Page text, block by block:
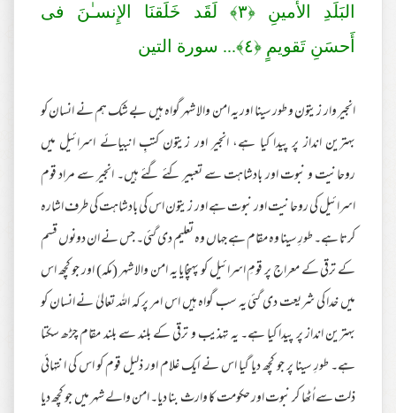
البَلَدِ الأَمينِ ﴿٣﴾ لَقَد خَلَقنَا الإِنسـٰنَ فى
أَحسَنِ تَقويمٍ ﴿٤﴾... سورة التين
انجیر وار زیتون و طور سینا اور یہ امن والا شہر گواہ ہیں بے شک ہم نے انسان کو
بہترین انداز پر پیدا کیا ہے، انجیر اور زیتون کتبِ انبیائے اسرائیل میں
روحانیت و نبوت اور بادشاہت سے تعبیر کئے گئے ہیں۔ انجیر سے مراد قوم
اسرائیل کی روحانیت اور نبوت ہے اور زیتون اس کی بادشاہت کی طرف اشارہ
کرتا ہے۔ طورِ سینا وہ مقام ہے جہاں وہ تعلیم دی گئی۔ جس نے ان دونوں قسم
کے ترقی کے معراج پر قومِ اسرائیل کو پہنچایا یہ امن والا شہر (مکہ) اور جو کچھ اس
میں خدا کی شریعت دی گئی یہ سب گواہ ہیں اس امر پر کہ اللہ تعالیٰ نے انسان کو
بہترین انداز پر پیدا کیا ہے۔ یہ تہذیب و ترقی کے بلند سے بلند مقام چڑھ سکتا
ہے۔ طورِ سینا پر جو کچھ دیا گیا اس نے ایک غلام اور ذلیل قوم کو اس کی انتہائی
ذلت سے اُٹھا کر نبوت اور حکومت کا وارث بنا دیا۔ امن والے شہر میں جو کچھ دیا